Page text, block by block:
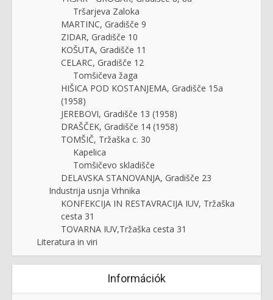
Tršarjeva Zaloka
MARTINC, Gradišče 9
ZIDAR, Gradišče 10
KOŠUTA, Gradišče 11
CELARC, Gradišče 12
Tomšičeva žaga
HIŠICA POD KOSTANJEMA, Gradišče 15a
(1958)
JEREBOVI, Gradišče 13 (1958)
DRAŠČEK, Gradišče 14 (1958)
TOMŠIČ, Tržaška c. 30
Kapelica
Tomšičevo skladišče
DELAVSKA STANOVANJA, Gradišče 23
Industrija usnja Vrhnika
KONFEKCIJA IN RESTAVRACIJA IUV, Tržaška
cesta 31
TOVARNA IUV,Tržaška cesta 31
Literatura in viri
Információk